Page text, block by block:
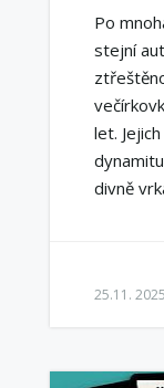
Po
stejní
let.
divně
25.11. 2025